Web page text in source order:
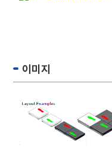
이미지